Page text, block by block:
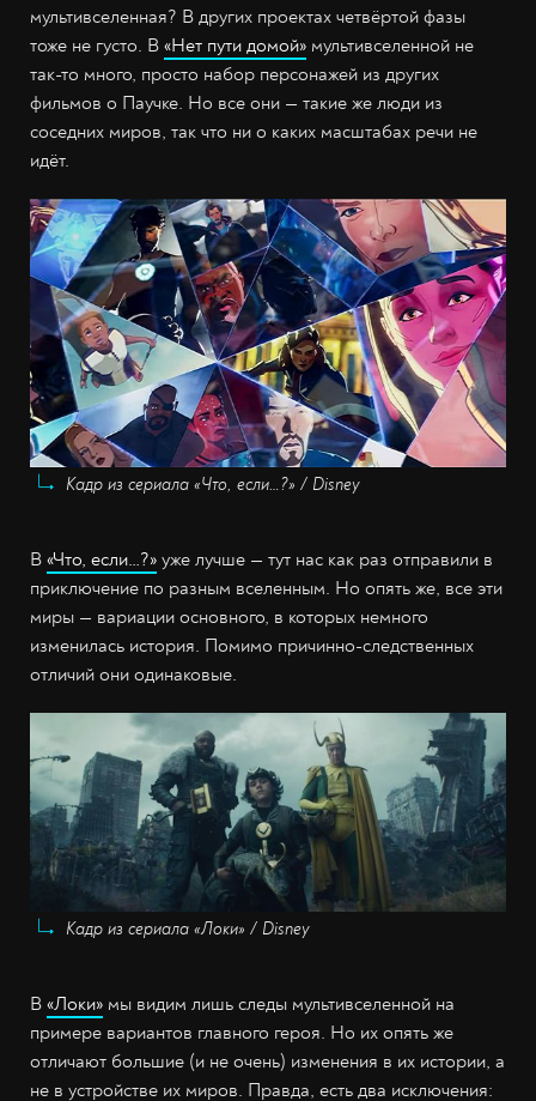
мультивселенная? В других проектах четвёртой фазы
тоже не густо. В «Нет пути домой» мультивселенной не
так-то много, просто набор персонажей из других
фильмов о Паучке. Но все они — такие же люди из
соседних миров, так что ни о каких масштабах речи не
идёт.
Кадр из сериала «Что, если…?» / Disney
В «Что, если…?» уже лучше — тут нас как раз отправили в
приключение по разным вселенным. Но опять же, все эти
миры — вариации основного, в которых немного
изменилась история. Помимо причинно-следственных
отличий они одинаковые.
Кадр из сериала «Локи» / Disney
В «Локи» мы видим лишь следы мультивселенной на
примере вариантов главного героя. Но их опять же
отличают большие (и не очень) изменения в их истории, а
не в устройстве их миров. Правда, есть два исключения: